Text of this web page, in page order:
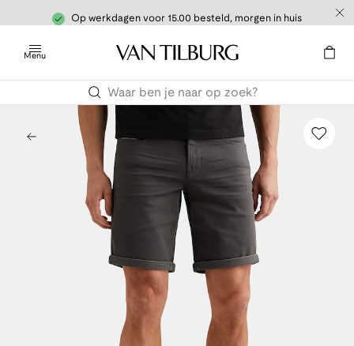
Op werkdagen voor 15.00 besteld, morgen in huis
Menu